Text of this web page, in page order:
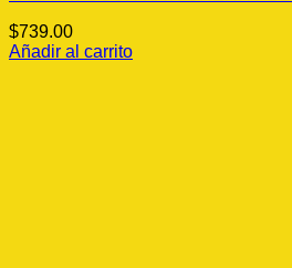
$739.00
Añadir al carrito